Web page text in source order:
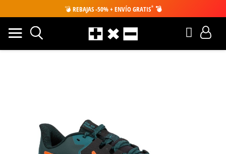
💣 REBAJAS -50% + ENVÍO GRATIS* 💣